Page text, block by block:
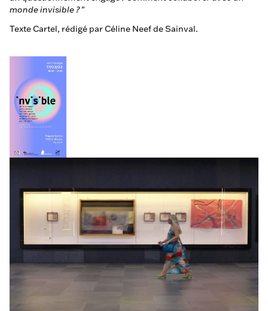
monde invisible ?"
Texte Cartel, rédigé par Céline Neef de Sainval.